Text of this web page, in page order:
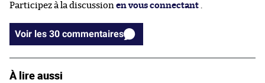
Participez à la discussion en vous connectant
Voir les 30 commentaires
À lire aussi